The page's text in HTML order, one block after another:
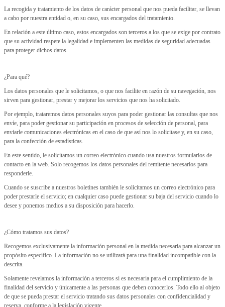
La recogida y tratamiento de los datos de carácter personal que nos pueda facilitar, se llevan
a cabo por nuestra entidad o, en su caso, sus encargados del tratamiento.
En relación a este último caso, estos encargados son terceros a los que se exige por contrato
que su actividad respete la legalidad e implementen las medidas de seguridad adecuadas
para proteger dichos datos.
¿Para qué?
Los datos personales que le solicitamos, o que nos facilite en razón de su navegación, nos
sirven para gestionar, prestar y mejorar los servicios que nos ha solicitado.
Por ejemplo, trataremos datos personales suyos para poder gestionar las consultas que nos
envíe, para poder gestionar su participación en procesos de selección de personal, para
enviarle comunicaciones electrónicas en el caso de que así nos lo solicitase y, en su caso,
para la confección de estadísticas.
En este sentido, le solicitamos un correo electrónico cuando usa nuestros formularios de
contacto en la web. Solo recogemos los datos personales del remitente necesarios para
responderle.
Cuando se suscribe a nuestros boletines también le solicitamos un correo electrónico para
poder prestarle el servicio; en cualquier caso puede gestionar su baja del servicio cuando lo
desee y ponemos medios a su disposición para hacerlo.
¿Cómo tratamos sus datos?
Recogemos exclusivamente la información personal en la medida necesaria para alcanzar un
propósito específico. La información no se utilizará para una finalidad incompatible con la
descrita.
Solamente revelamos la información a terceros si es necesaria para el cumplimiento de la
finalidad del servicio y únicamente a las personas que deben conocerlos. Todo ello al objeto
de que se pueda prestar el servicio tratando sus datos personales con confidencialidad y
reserva, conforme a la legislación vigente.